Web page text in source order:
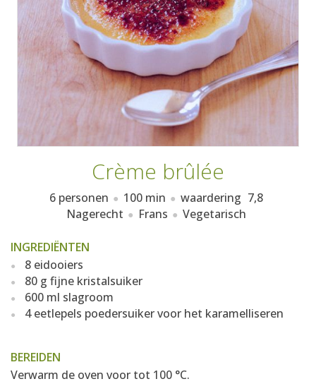
KOOKBOEKEN
Crème brûlée
6 personen 100 min waardering 7,8
Nagerecht
Frans Vegetarisch
INGREDIËNTEN
8 eidooiers
80 g fijne kristalsuiker
600 ml slagroom
4 eetlepels poedersuiker voor het karamelliseren
BEREIDEN
Verwarm de oven voor tot 100 °C.